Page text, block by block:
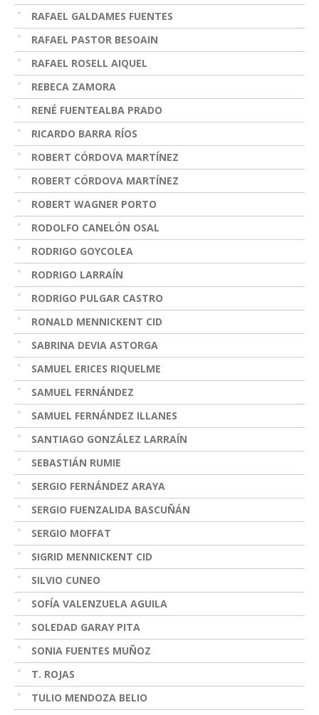
RAFAEL GALDAMES FUENTES
RAFAEL PASTOR BESOAIN
RAFAEL ROSELL AIQUEL
REBECA ZAMORA
RENÉ FUENTEALBA PRADO
RICARDO BARRA RÍOS
ROBERT CÓRDOVA MARTÍNEZ
ROBERT CÓRDOVA MARTÍNEZ
ROBERT WAGNER PORTO
RODOLFO CANELÓN OSAL
RODRIGO GOYCOLEA
RODRIGO LARRAÍN
RODRIGO PULGAR CASTRO
RONALD MENNICKENT CID
SABRINA DEVIA ASTORGA
SAMUEL ERICES RIQUELME
SAMUEL FERNÁNDEZ
SAMUEL FERNÁNDEZ ILLANES
SANTIAGO GONZÁLEZ LARRAÍN
SEBASTIÁN RUMIE
SERGIO FERNÁNDEZ ARAYA
SERGIO FUENZALIDA BASCUÑÁN
SERGIO MOFFAT
SIGRID MENNICKENT CID
SILVIO CUNEO
SOFÍA VALENZUELA AGUILA
SOLEDAD GARAY PITA
SONIA FUENTES MUÑOZ
T. ROJAS
TULIO MENDOZA BELIO